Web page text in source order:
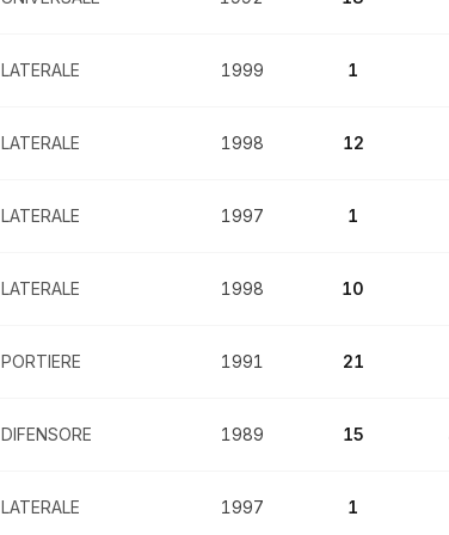
LATERALE 1999 1
LATERALE 1998 12
LATERALE 1997 1
LATERALE 1998 10
PORTIERE 1991 21
DIFENSORE 1989 15
LATERALE 1997 1